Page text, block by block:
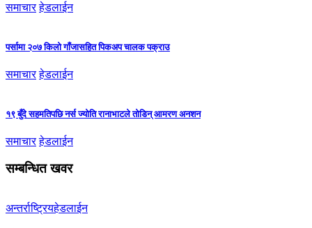
समाचार हेडलाईन
पर्सामा २०७ किलो गाँजासहित पिकअप चालक पक्राउ
समाचार हेडलाईन
१९ बुँदे सहमतिपछि नर्स ज्योति रानाभाटले तोडिन् आमरण अनशन
समाचार हेडलाईन
सम्बन्धित खवर
अन्तर्राष्ट्रियहेडलाईन